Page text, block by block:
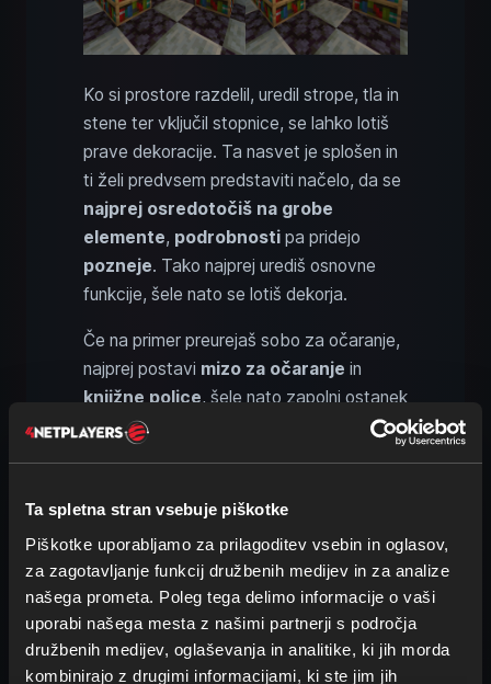
Ta spletna stran vsebuje piškotke
Piškotke uporabljamo za prilagoditev vsebin in oglasov,
za zagotavljanje funkcij družbenih medijev in za analize
našega prometa. Poleg tega delimo informacije o vaši
uporabi našega mesta z našimi partnerji s področja
družbenih medijev, oglaševanja in analitike, ki jih morda
kombinirajo z drugimi informacijami, ki ste jim jih
Ko si prostore razdelil, uredil strope, tla in
stene ter vključil stopnice, se lahko lotiš
prave dekoracije. Ta nasvet je splošen in
ti želi predvsem predstaviti načelo, da se
najprej osredotočiš na grobe
elemente, podrobnosti pa pridejo
pozneje. Tako najprej urediš osnovne
funkcije, šele nato se lotiš dekorja.
Če na primer preurejaš sobo za očaranje,
najprej postavi mizo za očaranje in
knjižne police, šele nato zapolni ostanek
prostora. Tako se lahko
lažje orientiraš
Ustvarjalna raba dekor-blokov v
Minecraftu